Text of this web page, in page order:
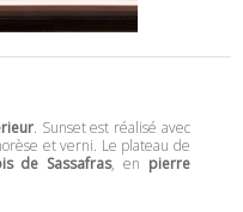
. Sunset est réalisé avec
et verni. Le plateau de
de Sassafras, en pierre